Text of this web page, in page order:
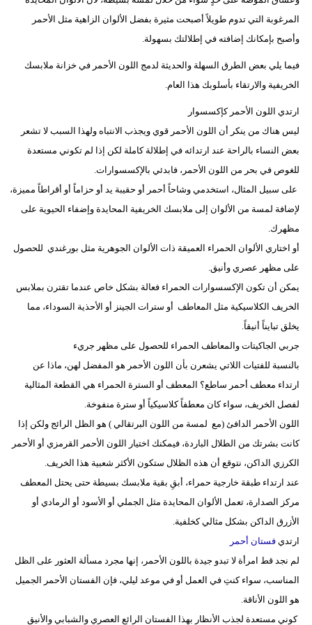
فيديوالمرغوبة التي تدوم طويلاً أصبحت مثيرة بفضل الألوان الزاهية مثل الأحمر
وأصبح بإمكانك إضافته في إطلالتك بسهولة.
فيما يلي بعض الطرق السهلة والحديثة لدمج اللون الأحمر في خزانة ملابسك
الخريفية والارتقاء بأسلوبك هذا العام.
ارتدي اللون الأحمر كإكسسوار
ليس هناك من ينكر أن اللون الأحمر قوي ويجذب الانتباه ولهذا السبب لا تشعر
بعض النساء بالراحة عند ارتدائه في إطلالة كاملة لكن إذا لم تكوني مستعدة
للغوص في بحر من اللون الأحمر، فابدئي بالإكسسوارات.
على سبيل المثال، استخدمي وشاحاً أحمر أو حقيبة يد أو حزاماً أو أقراطاً مميزة،
لإضافة لمسة من الألوان إلى ملابسك الخريفية المحايدة وإضفاء الحيوية على
مظهرك.
أو اختاري الألوان الحمراء العميقة ذات الألوان الجوهرية مثل بورغندي للحصول
على مظهر عصري وأنيق.
يمكن أن تكون الإكسسوارات الحمراء فعالة بشكل خاص عندما تقترن بملابس
الخريف الكلاسيكية مثل المعاطف أو سترات الجينز أو الأحذية السوداء، مما
يخلق تبايناً أنيقاً.
جربي الجاكيتات والمعاطف الحمراء للحصول على مظهر جريء
بالنسبة للفتيات اللاتي يشعرن بأن اللون الأحمر هو المفضل لهن، ماذا عن
ارتداء معطف أحمر ساطع؟ المعطف أو السترة الحمراء هي القطعة المثالية
لفصل الخريف، سواء كان معطفاً كلاسيكياً أو سترة منفوخة.
اللون الأحمر الدافئ (مع لمسة من اللون البرتقالي ) هو الظل الرائج ولكن إذا
كانت بشرتك من الطلال الباردة، فيمكنك اختيار اللون الأحمر القرمزي أو الأحمر
الكرزي الداكن، نتوقع أن هذه الظلال ستكون الأكثر شعبية هذا الخريف.
عند ارتداء طبقة خارجية حمراء، أبقِ بقية ملابسك بسيطة حتى يحتل المعطف
مركز الصدارة، تعمل الألوان المحايدة مثل الجملي أو الأسود أو الرمادي أو
الأزرق الداكن بشكل مثالي كخلفية.
ارتديفستان أحمر
لم نجد قط امرأة لا تبدو جيدة باللون الأحمر، إنها مجرد مسألة العثور على الظل
المناسب، سواء كنتِ في العمل أو في موعد ليلي، فإن الفستان الأحمر الجميل
هو اللون الأناقة.
كوني مستعدة لجذب الأنظار بهذا الفستان الرائع العصري والشبابي والأنيق